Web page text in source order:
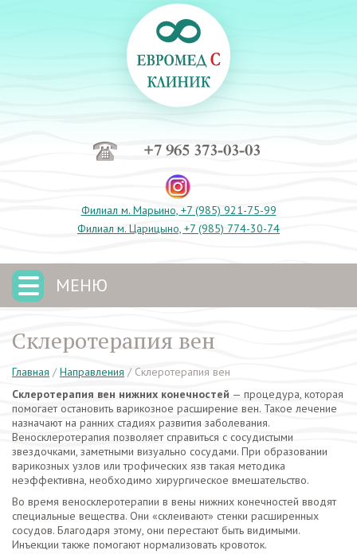
+7 965 373-03-03
Филиал м. Марьино, +7 (985) 921-75-99
Филиал м. Царицыно, +7 (985) 774-30-74
МЕНЮ
Склеротерапия вен
Главная / Направления / Склеротерапия вен
Склеротерапия вен нижних конечностей — процедура, которая
помогает остановить варикозное расширение вен. Такое лечение
назначают на ранних стадиях развития заболевания.
Веносклеротерапия позволяет справиться с сосудистыми
звездочками, заметными визуально сосудами. При образовании
варикозных узлов или трофических язв такая методика
неэффективна, необходимо хирургическое вмешательство.
Во время веносклеротерапии в вены нижних конечностей вводят
специальные вещества. Они «склеивают» стенки расширенных
сосудов. Благодаря этому, они перестают быть видимыми.
Инъекции также помогают нормализовать кровоток.